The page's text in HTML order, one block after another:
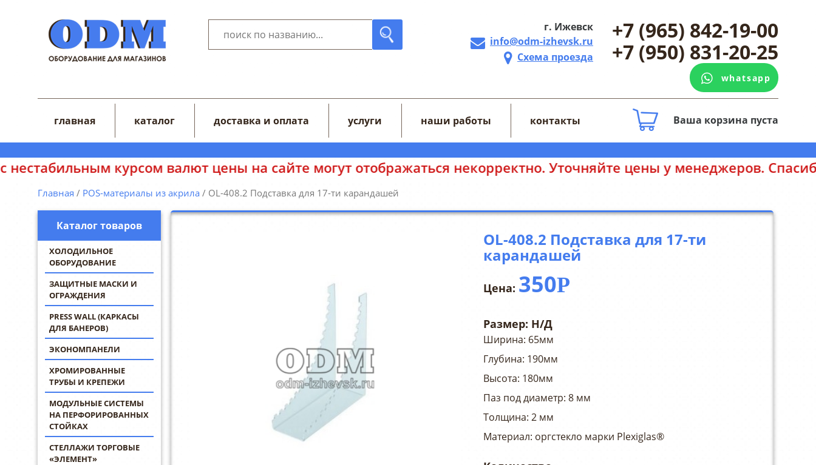
г. Ижевск
info@odm-izhevsk.ru
Схема проезда
+7 (965) 842-19-00
+7 (950) 831-20-25
whatsapp
главная каталог доставка и оплата услуги наши работы контакты Ваша корзина пуста
курсом валют цены на сайте могут отображаться некорректно. Уточняйте цены у менеджеров. Спасибо за
Каталог товаров
ХОЛОДИЛЬНОЕ
ОБОРУДОВАНИЕ
ЗАЩИТНЫЕ МАСКИ И
ОГРАЖДЕНИЯ
PRESS WALL (КАРКАСЫ
ДЛЯ БАНЕРОВ)
ЭКОНОМПАНЕЛИ
ХРОМИРОВАННЫЕ
ТРУБЫ И КРЕПЕЖИ
МОДУЛЬНЫЕ СИСТЕМЫ
НА ПЕРФОРИРОВАННЫХ
СТОЙКАХ
СТЕЛЛАЖИ ТОРГОВЫЕ
«ЭЛЕМЕНТ»
Главная / POS-материалы из акрила / OL-408.2 Подставка для 17-ти карандашей
OL-408.2 Подставка для 17-ти
карандашей
350Р
Размер: Н/Д
Ширина: 65мм
Глубина: 190мм
Высота: 180мм
Паз под диаметр: 8 мм
Толщина: 2 мм
Материал: оргстекло марки Plexiglas®